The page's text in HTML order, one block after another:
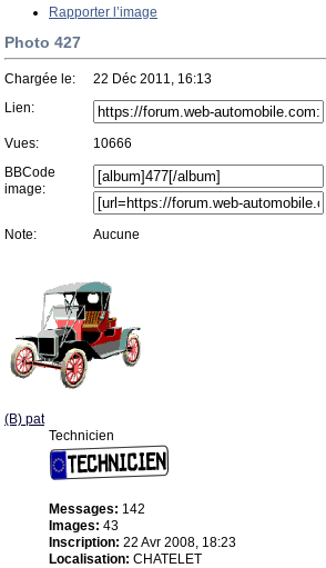
Rapporter l’image
Photo 427
Chargée le:
22 Déc 2011, 16:13
Lien:
Vues:
10666
BBCode
image:
Note: Aucune
(B) pat
Technicien
Messages: 142
Images: 43
Inscription: 22 Avr 2008, 18:23
Localisation: CHATELET